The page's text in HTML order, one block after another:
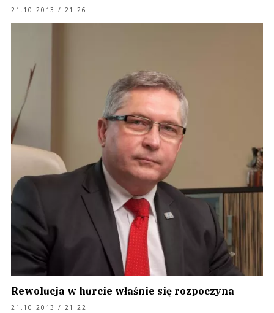
21.10.2013 / 21:26
Rewolucja w hurcie właśnie się rozpoczyna
21.10.2013 / 21:22